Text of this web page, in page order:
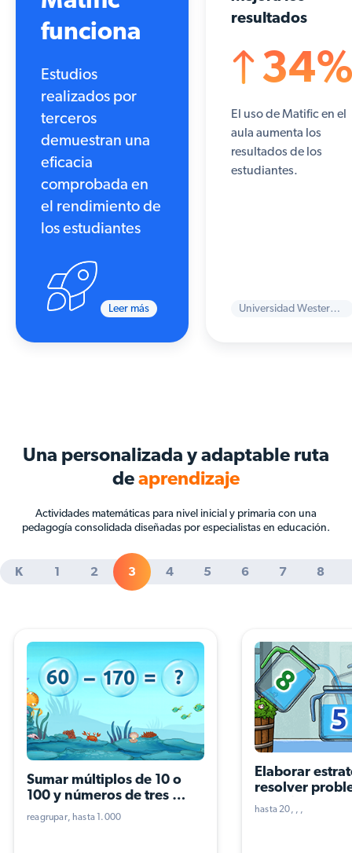
funciona
Estudios
realizados por
terceros
demuestran una
eficacia
comprobada en
el rendimiento de
los estudiantes
Leer más
resultados
El uso de Matific en el
aula aumenta los
resultados de los
estudiantes.
Universidad Western Sydney
Una personalizada y adaptable ruta
de aprendizaje
Actividades matemáticas para nivel inicial y primaria con una
pedagogía consolidada diseñadas por especialistas en educación.
K 1 2 3 4 5 6 7 8
Sumar múltiplos de 10 o
100 y números de tres
cifras
reagrupar hasta 1.000
Elaborar
resolver
resta (tres
hasta 20